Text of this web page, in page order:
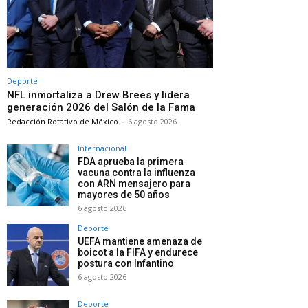
Deporte
NFL inmortaliza a Drew Brees y lidera
generación 2026 del Salón de la Fama
Redacción Rotativo de México - 6 agosto 2026
Internacional
FDA aprueba la primera
vacuna contra la influenza
con ARN mensajero para
mayores de 50 años
6 agosto 2026
Deporte
UEFA mantiene amenaza de
boicot a la FIFA y endurece
postura con Infantino
6 agosto 2026
Deporte